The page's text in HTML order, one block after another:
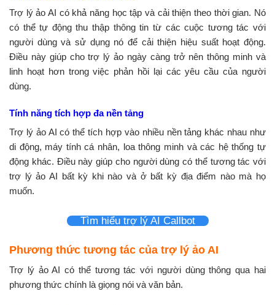
Trợ lý ảo AI có khả năng học tập và cải thiện theo thời gian. Nó
có thể tự động thu thập thông tin từ các cuộc tương tác với
người dùng và sử dụng nó để cải thiện hiệu suất hoạt động.
Điều này giúp cho trợ lý ảo ngày càng trở nên thông minh và
linh hoạt hơn trong việc phản hồi lại các yêu cầu của người
dùng.
Tính năng tích hợp đa nền tảng
Trợ lý ảo AI có thể tích hợp vào nhiều nền tảng khác nhau như
di động, máy tính cá nhân, loa thông minh và các hệ thống tự
động khác. Điều này giúp cho người dùng có thể tương tác với
trợ lý ảo AI bất kỳ khi nào và ở bất kỳ địa điểm nào mà họ
muốn.
Tìm hiểu trợ lý AI Callbot
Phương thức tương tác của trợ lý ảo AI
Trợ lý ảo AI có thể tương tác với người dùng thông qua hai
phương thức chính là giọng nói và văn bản.